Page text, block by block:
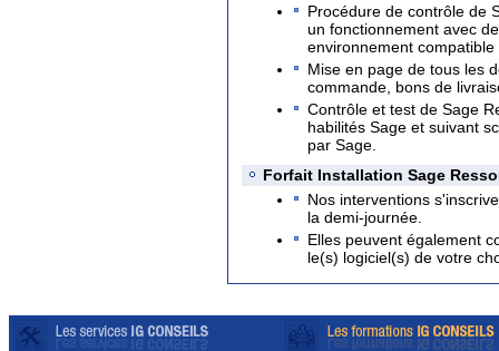
Procédure de contrôle de
un fonctionnement avec
environnement
Mise en page de tous les
commande, bons de
Contrôle et test de Sage
habilités Sage et suivant
par Sage.
Forfait Installation Sage
Nos interventions
la demi-journée.
Elles peuvent également
le(s) logiciel(s) de votre